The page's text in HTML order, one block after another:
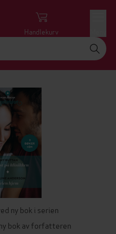
Handlekurv
ny bok i serien
bok av forfatteren